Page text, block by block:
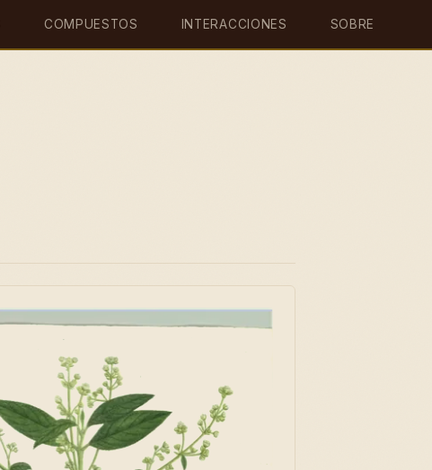
COMPUESTOS INTERACCIONES SOBRE